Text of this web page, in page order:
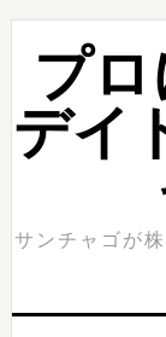
Skip
primary
navigation
Skip
contentプ
デイ
サンチャゴが